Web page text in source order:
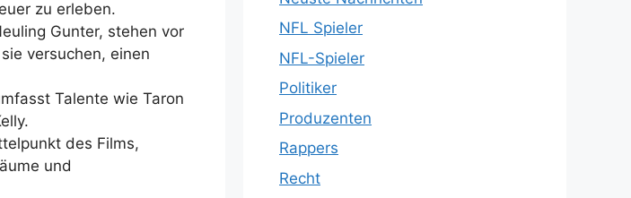
zu erleben.
Gunter, stehen vor
versuchen, einen
Talente wie Taron
des Films,
und
NFL Spieler
NFL-Spieler
Politiker
Produzenten
Rappers
Recht